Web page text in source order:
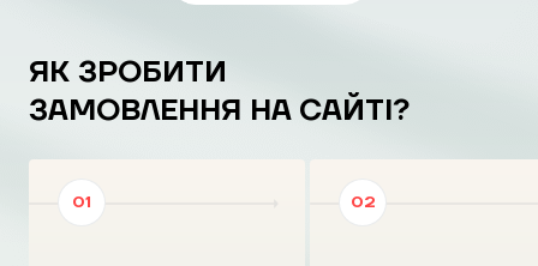
ЯК ЗРОБИТИ
ЗАМОВЛЕННЯ НА САЙТІ?